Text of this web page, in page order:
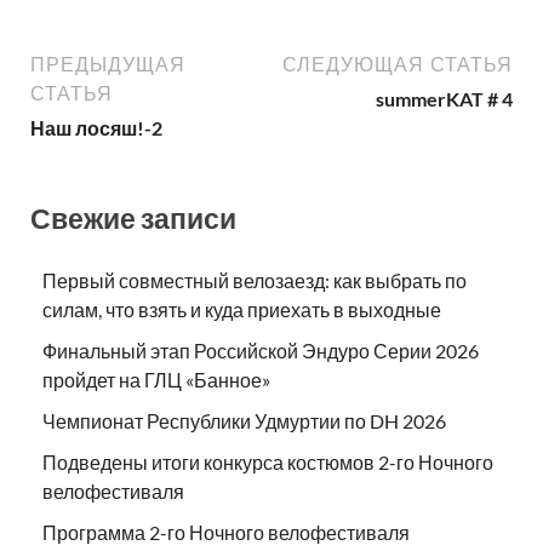
ПРЕДЫДУЩАЯ
СТАТЬЯ
Наш лосяш!-2
СЛЕДУЮЩАЯ СТАТЬЯ
summerKAT # 4
Свежие записи
Первый совместный велозаезд: как выбрать по
силам, что взять и куда приехать в выходные
Финальный этап Российской Эндуро Серии 2026
пройдет на ГЛЦ «Банное»
Чемпионат Республики Удмуртии по DH 2026
Подведены итоги конкурса костюмов 2-го Ночного
велофестиваля
Программа 2-го Ночного велофестиваля